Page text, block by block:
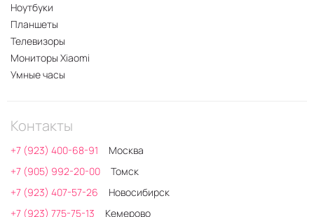
Ноутбуки
Планшеты
Телевизоры
Мониторы Xiaomi
Умные часы
Контакты
+7 (923) 400-68-91
Москва
+7 (905) 992-20-00
Томск
+7 (923) 407-57-26
Новосибирск
+7 (923) 775-75-13
Кемерово